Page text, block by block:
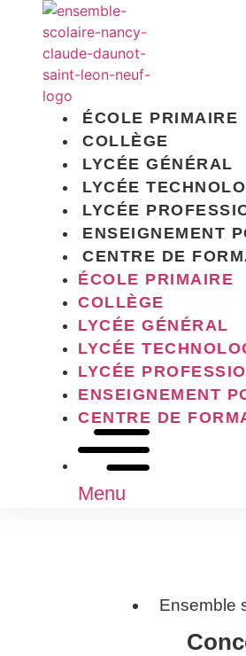
contenu
ÉCOLE PRIMAIRE
COLLÈGE
LYCÉE GÉNÉRAL
LYCÉE
LYCÉE
ENSEIGNEMENT
CENTRE DE
ÉCOLE PRIMAIRE
COLLÈGE
LYCÉE GÉNÉRAL
LYCÉE
LYCÉE
ENSEIGNEMENT
CENTRE DE
Menu
Ensemble